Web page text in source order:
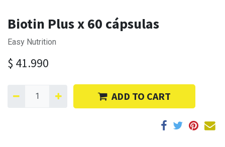
Biotin Plus x 60 cápsulas
Easy Nutrition
$ 41.990
ADD TO CART